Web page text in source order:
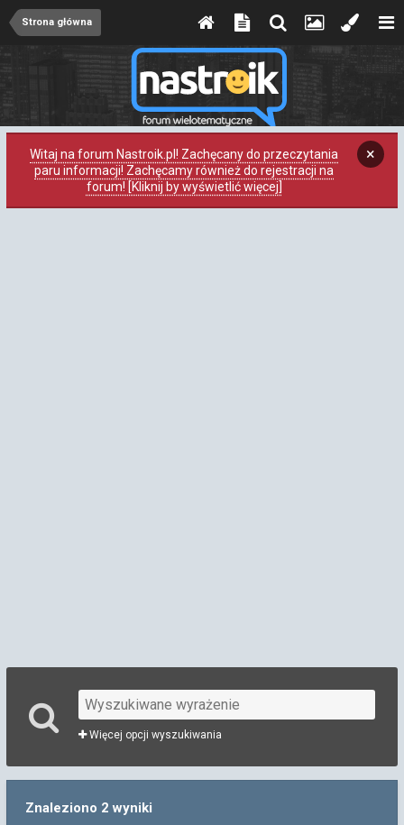
Strona główna
Witaj na forum Nastroik.pl! Zachęcany do przeczytania
paru informacji! Zachęcamy również do rejestracji na
forum! [Kliknij by wyświetlić więcej]
×
Więcej opcji wyszukiwania
Znaleziono 2 wyniki